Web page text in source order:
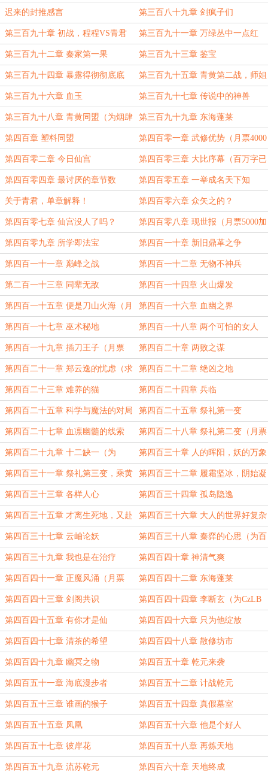
迟来的封推感言 第三百八十九章 剑疯子们
第三百九十章 初战，程程VS青君 第三百九十一章 万绿丛中一点红
第三百九十二章 秦家第一果 第三百九十三章 鉴宝
第三百九十四章 暴露得彻彻底底 第三百九十五章 青黄第二战，师姐
隔空串
第三百九十六章 血玉 第三百九十七章 传说中的神兽
第三百九十八章 青黄同盟（为烟肆
雨未央盟主加更）
第三百九十九章 东海蓬莱
第四百章 塑料同盟 第四百零一章 武修优势（月票4000
加更）
第四百零二章 今日仙宫 第四百零三章 大比序幕（百万字已
肥可宰）
第四百零四章 最讨厌的章节数 第四百零五章 一举成名天下知
关于青君，单章解释！ 第四百零六章 众矢之的？
第四百零七章 仙宫没人了吗？ 第四百零八章 现世报（月票5000加
更）
第四百零九章 所学即法宝 第四百一十章 新旧鼎革之争
第四百一十一章 巅峰之战 第四百一十二章 无物不神兵
第二百一十三章 同辈无敌 第四百一十四章 火山爆发
第四百一十五章 便是刀山火海（月
票6000加更）
第四百一十六章 血幽之界
第四百一十七章 巫术秘地 第四百一十八章 两个可怕的女人
（为dys这一瞬间那一盟主加更）
第四百一十九章 插刀王子（月票
7000加更）
第四百二十章 两败之谋
第四百二十一章 郑云逸的忧虑（求
保底月票）
第四百二十二章 绝凶之地
第四百二十三章 难养的猫 第四百二十四章 兵临
第四百二十五章 科学与魔法的对局 第四百二十五章 祭礼第一变
第四百二十七章 血凛幽髓的线索 第四百二十八章 祭礼第二变（月票
1000加更）
第四百二十九章 十二缺一（为
CzLB盟主加更）
第四百三十章 人的晖阳，妖的万象
第四百三十一章 祭礼第三变，乘黄
战穷奇
第四百三十二章 履霜坚冰，阴始凝
也
第四百三十三章 各样人心 第四百三十四章 孤岛隐逸
第四百三十五章 才离生死地，又赴
修罗场
第四百三十六章 大人的世界好复杂
第四百三十七章 云岫论妖 第四百三十八章 秦弈的心思（为百
歌缭乱盟主加更）
第四百三十九章 我也是在治疗 第四百四十章 神清气爽
第四百四十一章 正魔风涌（月票
2000加更）
第四百四十二章 东海蓬莱
第四百四十三章 剑阁共识 第四百四十四章 李断玄（为CzLB
盟主加更）
第四百四十五章 有你才是仙 第四百四十六章 只为他绽放
第四百四十七章 清茶的希望 第四百四十八章 散修坊市
第四百四十九章 幽冥之物 第四百五十章 乾元来袭
第四百五十一章 海底漫步者 第四百五十二章 计战乾元
第四百五十三章 谁画的猴子 第四百五十四章 真假墓室
第四百五十五章 凤凰 第四百五十六章 他是个好人
第四百五十七章 彼岸花 第四百五十八章 再炼天地
第四百五十九章 流苏乾元 第四百六十章 天地终成